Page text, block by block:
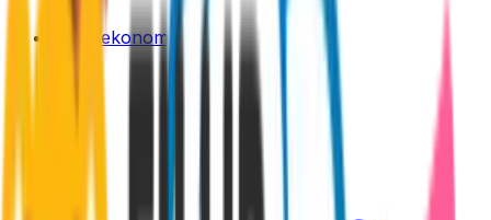
Privatekonomi